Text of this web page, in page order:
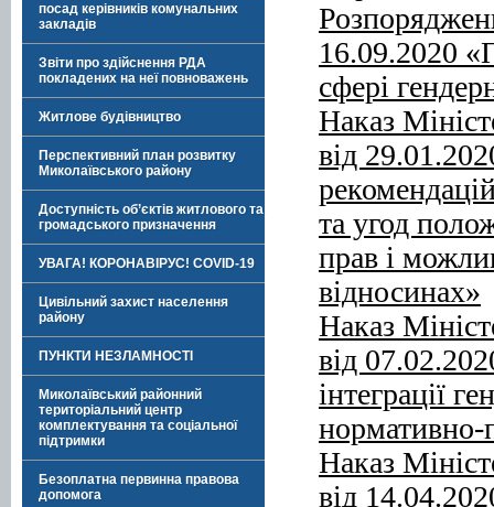
посад керівників комунальних
закладів
Звіти про здійснення РДА
покладених на неї повноважень
Житлове будівництво
Перспективний план розвитку
Миколаївського району
Доступність об’єктів житлового та
громадського призначення
УВАГА! КОРОНАВІРУС! COVID-19
Цивільний захист населення
району
ПУНКТИ НЕЗЛАМНОСТІ
Миколаївський районний
територіальний центр
комплектування та соціальної
підтримки
Безоплатна первинна правова
допомога
16.09.2020
сфері
Наказ
від
та угод
прав і
відносинах»
Наказ
від
інтеграції
нормативно-
Наказ
від